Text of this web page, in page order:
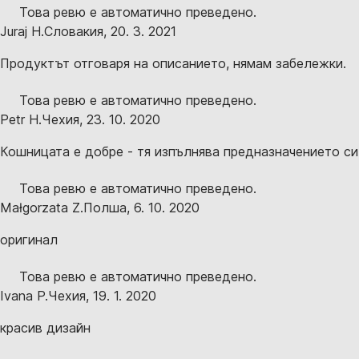
Това ревю е автоматично преведено.
Juraj H.Словакия, 20. 3. 2021
Продуктът отговаря на описанието, нямам забележки.
Това ревю е автоматично преведено.
Petr H.Чехия, 23. 10. 2020
Кошницата е добре - тя изпълнява предназначението
Това ревю е автоматично преведено.
Małgorzata Z.Полша, 6. 10. 2020
оригинал
Това ревю е автоматично преведено.
Ivana P.Чехия, 19. 1. 2020
красив дизайн